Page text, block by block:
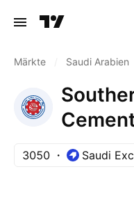
Märkte Saudi Arabien
3050 Saudi